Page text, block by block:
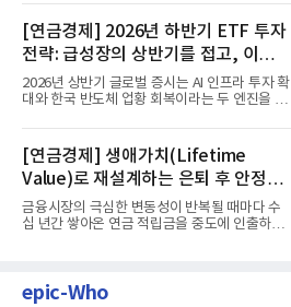
[연금경제] 2026년 하반기 ETF 투자
전략: 급성장의 상반기를 접고, 이제
'실적'이 가르는 하반기를 맞다
2026년 상반기 글로벌 증시는 AI 인프라 투자 확
대와 한국 반도체 업황 회복이라는 두 엔진을 달
[연금경제] 생애가치(Lifetime
Value)로 재설계하는 은퇴 후 안정적
생활보장과 평생소득 전략
금융시장의 극심한 변동성이 반복될 때마다 수
십 년간 쌓아온 연금 적립금을 중도에 인출하거
epic-Who